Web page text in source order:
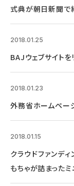
式典が朝日新聞で
2018.01.25
BAJウェブサイトを
2018.01.23
外務省ホームペー
2018.01.15
クラウドファンデ
もちゃが詰まったミ